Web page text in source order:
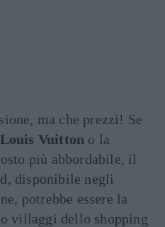
ma che prezzi! Se
Louis Vuitton o la
più abbordabile, il
disponibile negli
potrebbe essere la
villaggi dello shopping